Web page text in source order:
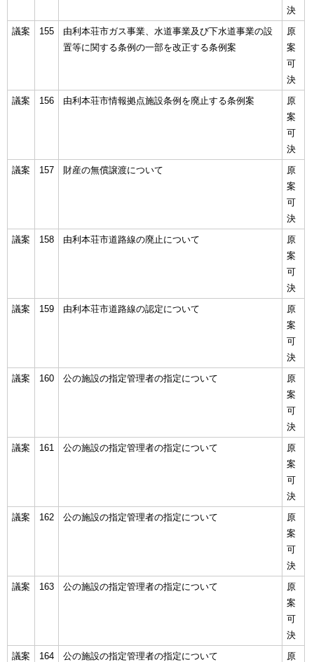
決
議案
155
由利本荘市ガス事業、水道事業及び下水道事業の設
置等に関する条例の一部を改正する条例案
原
案
可
決
議案
156 由利本荘市情報拠点施設条例を廃止する条例案
原
案
可
決
議案
157 財産の無償譲渡について
原
案
可
決
議案
158 由利本荘市道路線の廃止について
原
案
可
決
議案
159 由利本荘市道路線の認定について
原
案
可
決
議案
160 公の施設の指定管理者の指定について
原
案
可
決
議案
161 公の施設の指定管理者の指定について
原
案
可
決
議案
162 公の施設の指定管理者の指定について
原
案
可
決
議案
163 公の施設の指定管理者の指定について
原
案
可
決
議案
164 公の施設の指定管理者の指定について
原